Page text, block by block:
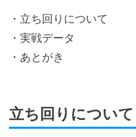
・立ち回りについて
・実戦データ
・あとがき
立ち回りについて